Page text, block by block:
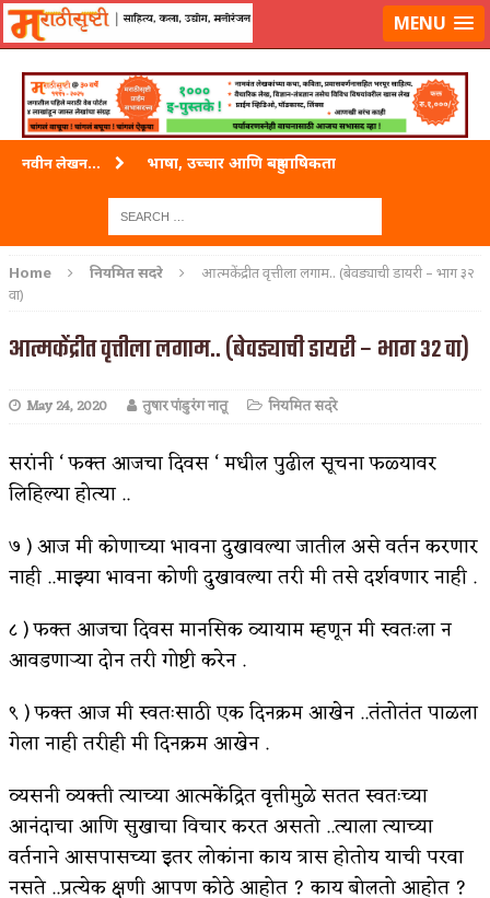
लॉग-इन करा|लेखक नोंदणी कराMENU
नवीन लेखन... भाषा, उच्चार आणि बहुभाषिकता
ताम्र – एक अफलातून धातू (COPPER)
अशी एक कविता लिहू इच्छिते
पुस्तके बदलायची आहेत तुम्हाला!
कसं हुईन तं हू माय…
चमकदार चांदी
आदिवासींचा डॉक्टर, समाजसेवेचा ध्यास : डॉ. राहुल
जोशी
डेंग्यू: ताप उतरला म्हणजे धोका टळला असे नाही!
४ जुलै – इतिहासात घडलेल्या महत्त्वाच्या घटना
सुवर्ण – झळाळी
Home नियमित सदरे
आत्मकेंद्रीत वृत्तीला लगाम.. (बेवड्याची डायरी – भाग ३२
वा)
आत्मकेंद्रीत वृत्तीला लगाम.. (बेवड्याची डायरी – भाग ३२ वा)
May 24, 2020 तुषार पांडुरंग नातू नियमित सदरे
सरांनी ‘ फक्त आजचा दिवस ‘ मधील पुढील सूचना फळ्यावर
लिहिल्या होत्या ..
७ ) आज मी कोणाच्या भावना दुखावल्या जातील असे वर्तन करणार
नाही ..माझ्या भावना कोणी दुखावल्या तरी मी तसे दर्शवणार नाही .
८ ) फक्त आजचा दिवस मानसिक व्यायाम म्हणून मी स्वतःला न
आवडणाऱ्या दोन तरी गोष्टी करेन .
९ ) फक्त आज मी स्वतःसाठी एक दिनक्रम आखेन ..तंतोतंत पाळला
गेला नाही तरीही मी दिनक्रम आखेन .
व्यसनी व्यक्ती त्याच्या आत्मकेंद्रित वृत्तीमुळे सतत स्वतःच्या
आनंदाचा आणि सुखाचा विचार करत असतो ..त्याला त्याच्या
वर्तनाने आसपासच्या इतर लोकांना काय त्रास होतोय याची परवा
नसते ..प्रत्येक क्षणी आपण कोठे आहोत ? काय बोलतो आहोत ?